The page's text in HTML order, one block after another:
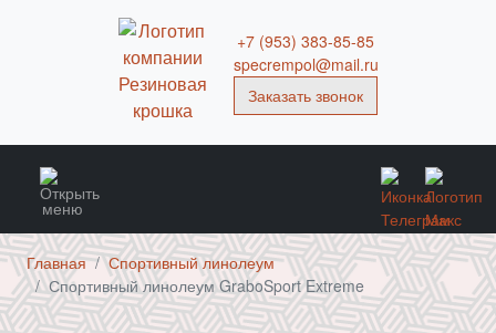
Главная
Спортивный линолеум
Спортивный линолеум GraboSport Extreme
+7 (953) 383-85-85
specrempol@mail.ru
Заказать звонок